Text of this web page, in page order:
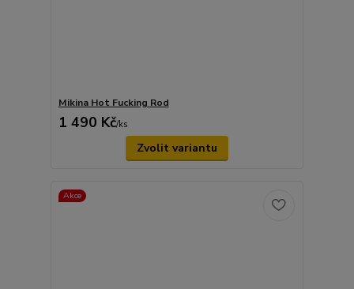
Mikina Hot Fucking Rod
1 490 Kč/ks
Zvolit variantu
Akce